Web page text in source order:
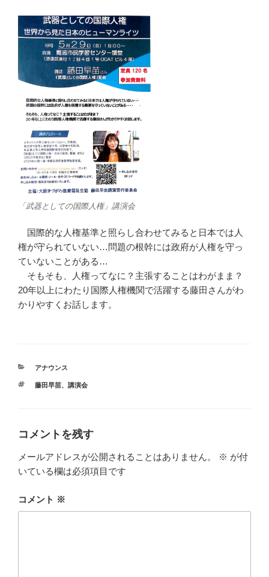
「武器としての国際人権」講演会
国際的な人権基準と照らし合わせてみると日本では人
権が守られていない…問題の根幹には政府が人権を守っ
ていないことがある…
そもそも、人権ってなに？主張することはわがまま？
20年以上にわたり国際人権機関で活躍する藤田さんがわ
かりやすくお話します。
カ
ゴ
アナウンス
タ
藤田早苗、 講演会
コメントを残す
メールアドレスが公開されることはありません。 ※ が付
いている欄は必須項目です
コメント ※